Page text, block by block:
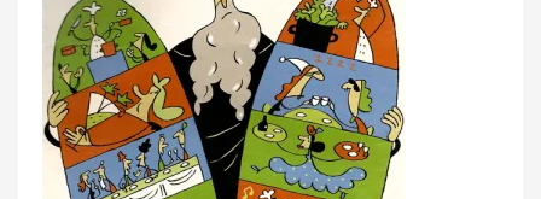
alvaro@alvarocastro.com